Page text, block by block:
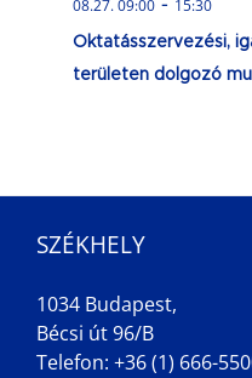
08.27. 09:00 15:30
Oktatásszervezési,
területen dolgozó
SZÉKHELY
1034 Budapest,
Bécsi út 96/B
Telefon: +36 (1) 666-